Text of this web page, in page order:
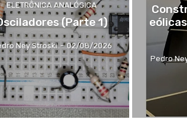
ELETRÔNICA ANALÓGICA
(Parte 1)
Ney Stroski - 02/08/2026
Pedro